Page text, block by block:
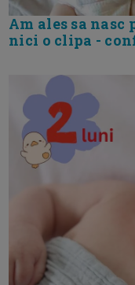
Am ales sa
nici o clipa -